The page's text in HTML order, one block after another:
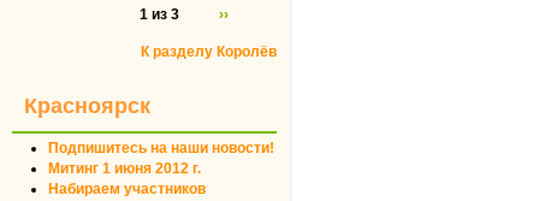
1 из 3
››
К разделу Королёв
Красноярск
Подпишитесь на наши новости!
Митинг 1 июня 2012 г.
Набираем участников